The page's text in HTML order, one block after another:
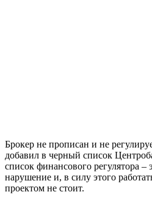
Брокер не прописан и не
добавил в черный список
список финансового регулятора –
нарушение и, в силу этого
проектом не стоит.